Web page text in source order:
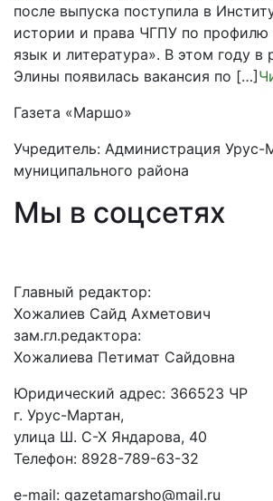
после выпуска поступила в
истории и права ЧГПУ по профилю
язык и литература». В этом году в
Элины появилась вакансия по […]
Газета «Маршо»
Учредитель: Администрация Урус-
муниципального района
Мы в соцсетях
Главный редактор:
Хожалиев Сайд Ахметович
зам.гл.редактора:
Хожалиева Петимат Сайдовна
Юридический адрес: 366523 ЧР
г. Урус-Мартан,
улица Ш. С-Х Яндарова, 40
Телефон: 8928-789-63-32
e-mail: gazetamarsho@mail.ru